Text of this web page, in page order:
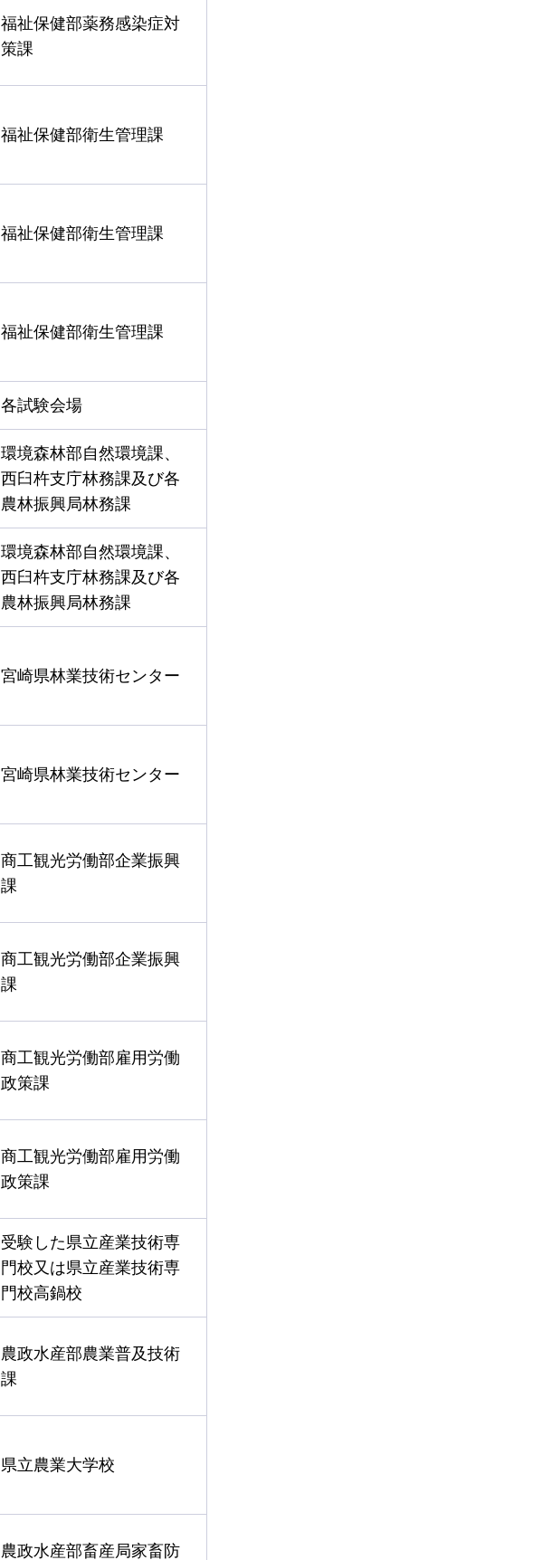
福祉保健部薬務感染症対
策課
福祉保健部衛生管理課
福祉保健部衛生管理課
福祉保健部衛生管理課
各試験会場
環境森林部自然環境課、
西臼杵支庁林務課及び各
農林振興局林務課
環境森林部自然環境課、
西臼杵支庁林務課及び各
農林振興局林務課
宮崎県林業技術センター
宮崎県林業技術センター
商工観光労働部企業振興
課
商工観光労働部企業振興
課
商工観光労働部雇用労働
政策課
商工観光労働部雇用労働
政策課
受験した県立産業技術専
門校又は県立産業技術専
門校高鍋校
農政水産部農業普及技術
課
県立農業大学校
農政水産部畜産局家畜防